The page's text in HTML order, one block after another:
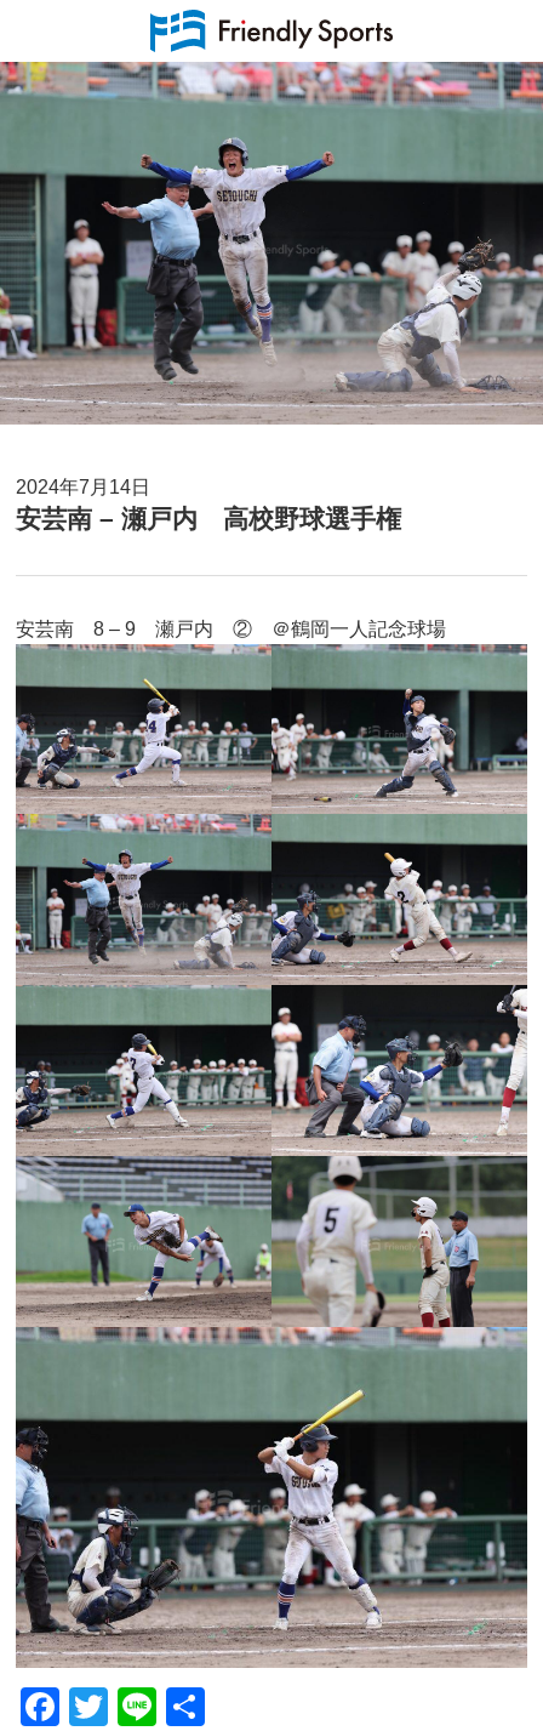
2024年7月14日
安芸南 – 瀬戸内 高校野球選手権
安芸南 8 – 9 瀬戸内 ② ＠鶴岡一人記念球場
F
T
Li